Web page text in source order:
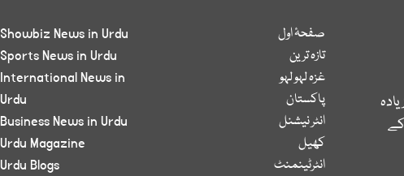
صفحۂ اول
تازہ ترین
غزہ لہو لہو
پاکستان
انٹر نیشنل
کھیل
انٹرٹینمنٹ
Showbiz News in Urdu
Sports News in Urdu
International News in
Urdu
Business News in Urdu
Urdu Magazine
Urdu Blogs